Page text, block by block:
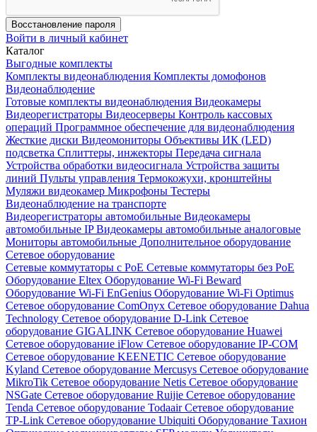
Восстановление пароля
Войти в личный кабинет
Каталог
Выгодные комплекты
Комплекты видеонаблюдения Комплекты домофонов
Видеонаблюдение
Готовые комплекты видеонаблюдения Видеокамеры
Видеорегистраторы Видеосерверы Контроль кассовых
операций Программное обеспечение для видеонаблюдения
Жесткие диски Видеомониторы Объективы ИК (LED)
подсветка Сплиттеры, инжекторы Передача сигнала
Устройства обработки видеосигнала Устройства защиты
линий Пульты управления Термокожухи, кронштейны
Муляжи видеокамер Микрофоны Тестеры
Видеонаблюдение на транспорте
Видеорегистраторы автомобильные Видеокамеры
автомобильные IPВидеокамеры автомобильные аналоговые
Мониторы автомобильные Дополнительное оборудование
Сетевое оборудование
Сетевые коммутаторы с РоЕ Сетевые коммутаторы без РоЕ
Оборудование Eltex Оборудование Wi-Fi Beward
Оборудование Wi-Fi EnGenius Оборудование Wi-Fi Optimus
Сетевое оборудование ComOnyx Сетевое оборудование Dahua
Technology Сетевое оборудование D-Link Сетевое
оборудование GIGALINK Сетевое оборудование Huawei
Сетевое оборудование iFlow Сетевое оборудование IP-COM
Сетевое оборудование KEENETIC Сетевое оборудование
Kyland Сетевое оборудование Mercusys Сетевое оборудование
MikroTik Сетевое оборудование Netis Сетевое оборудование
NSGate Сетевое оборудование Ruijie Сетевое оборудование
Tenda Сетевое оборудование TodaairСетевое оборудование
TP-Link Сетевое оборудование Ubiquiti Оборудование Тахион